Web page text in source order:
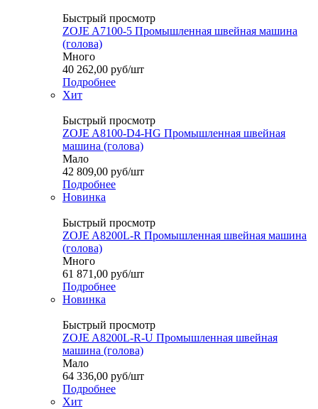
Быстрый просмотр
ZOJE A7100-5 Промышленная швейная машина
(голова)
Много
40 262,00 руб/шт
Подробнее
Хит
Быстрый просмотр
ZOJE A8100-D4-HG Промышленная швейная
машина (голова)
Мало
42 809,00 руб/шт
Подробнее
Новинка
Быстрый просмотр
ZOJE A8200L-R Промышленная швейная машина
(голова)
Много
61 871,00 руб/шт
Подробнее
Новинка
Быстрый просмотр
ZOJE A8200L-R-U Промышленная швейная
машина (голова)
Мало
64 336,00 руб/шт
Подробнее
Хит